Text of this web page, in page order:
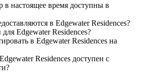
в настоящее время доступны в
в Edgewater Residences?
Edgewater Residences?
в Edgewater Residences на
Residences доступен с